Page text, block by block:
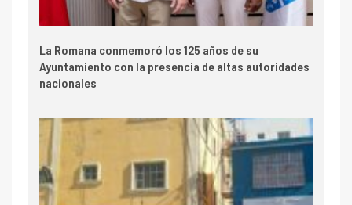
La Romana conmemoró los 125 años de su
Ayuntamiento con la presencia de altas autoridades
nacionales